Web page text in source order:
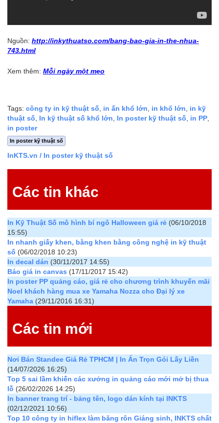
Nguồn: http://inkythuatso.com/bang-bao-gia-in-the-nhua-
743.html
Xem thêm: Mỗi ngày một mẹo
Tags: công ty in kỹ thuật số in ấn khổ lớn in khổ lớn
in kỹ
thuật số
In kỹ thuật số khổ lớn In poster kỹ thuật số in PP
in poster
In poster kỹ thuật số
InKTS.vn / In poster kỹ thuật số
Các tin khác
In Kỹ Thuật Số mô hình bí ngô Halloween giá rẻ (06/10/2018
15:55)
In nhanh giấy khen, bằng khen bằng công nghệ in kỹ thuật
số (06/02/2018 10:23)
In decal dán (30/11/2017 14:55)
Báo giá in canvas (17/11/2017 15:42)
In poster PP quảng cáo, giá rẻ cho chương trình khuyến mãi
Noel khách hàng mua xe Yamaha Nozza cho Đại lý xe
Yamaha (29/11/2016 16:31)
Các tin mới
Nơi Bán Standee Giá Rẻ TPHCM | In Ấn Trọn Gói Lấy Liền
(14/07/2026 16:25)
Top 5 sai lầm khiến các xưởng in quảng cáo mới mở bị thua
lỗ (26/02/2026 14:25)
In banner trang trí - bảng tên, logo dán kính tại INKTS
(02/12/2021 10:56)
Top 10 công ty in hiflex làm băng rôn Giáng sinh, INKTS chất